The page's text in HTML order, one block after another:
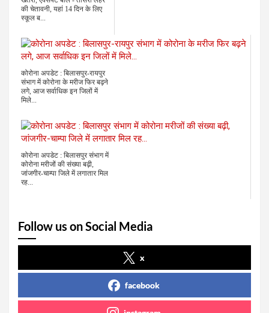
की चेतावनी, यहां 14 दिन के लिए
स्कूल ब...
कोरोना अपडेट : बिलासपुर-रायपुर
संभाग में कोरोना के मरीज फिर बढ़ने
लगे, आज सर्वाधिक इन जिलों में
मिले...
कोरोना अपडेट : बिलासपुर संभाग में
कोरोना मरीजों की संख्या बढ़ी,
जांजगीर-चाम्पा जिले में लगातार मिल
रह...
Follow us on Social Media
x
facebook